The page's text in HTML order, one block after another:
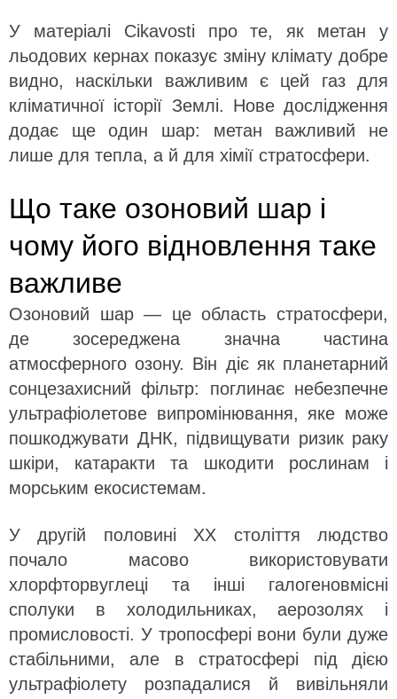
У матеріалі Cikavosti про те, як метан у
льодових кернах показує зміну клімату добре
видно, наскільки важливим є цей газ для
кліматичної історії Землі. Нове дослідження
додає ще один шар: метан важливий не
лише для тепла, а й для хімії стратосфери.
Що таке озоновий шар і
чому його відновлення таке
важливе
Озоновий шар — це область стратосфери,
де зосереджена значна частина
атмосферного озону. Він діє як планетарний
сонцезахисний фільтр: поглинає небезпечне
ультрафіолетове випромінювання, яке може
пошкоджувати ДНК, підвищувати ризик раку
шкіри, катаракти та шкодити рослинам і
морським екосистемам.
У другій половині XX століття людство
почало масово використовувати
хлорфторвуглеці та інші галогеновмісні
сполуки в холодильниках, аерозолях і
промисловості. У тропосфері вони були дуже
стабільними, але в стратосфері під дією
ультрафіолету розпадалися й вивільняли